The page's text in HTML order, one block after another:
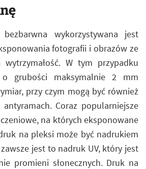
wykorzystywana jest
fotografii i obrazów ze
W tym przypadku
grubości maksymalnie 2 mm
przy czym mogą być również
Coraz popularniejsze
na których eksponowane
na pleksi może być nadrukiem
jest to nadruk UV, który jest
promieni słonecznych. Druk na